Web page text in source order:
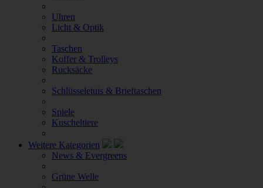
Uhren
Licht & Optik
Taschen
Koffer & Trolleys
Rucksäcke
Schlüsseletuis & Brieftaschen
Spiele
Kuscheltiere
Weitere Kategorien
News & Evergreens
Grüne Welle